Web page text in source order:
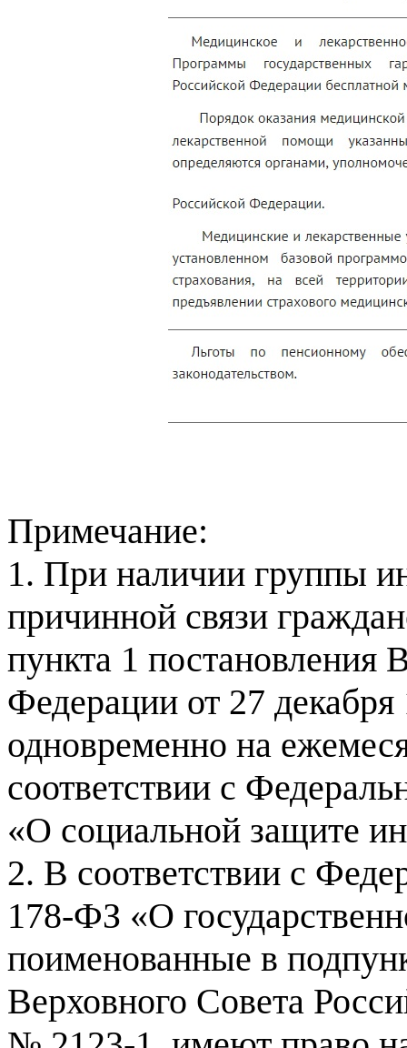
Примечание:
1. При наличии группы
причинной связи
пункта 1 постановления
Федерации от 27
одновременно на
соответствии с
«О социальной защите
2. В соответствии с
178-ФЗ «О
поименованные в
Верховного Совета